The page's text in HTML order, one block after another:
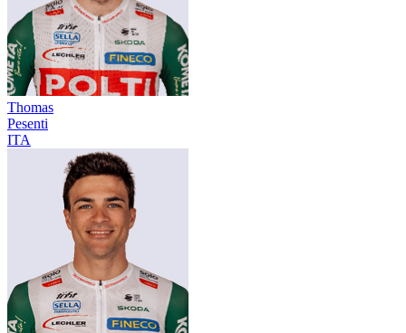
Thomas
Pesenti
ITA